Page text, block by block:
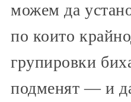
можем да
по които
групировки
подменят — и